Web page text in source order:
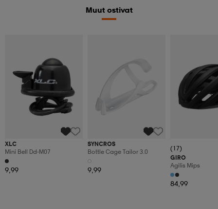
Muut ostivat
XLC
Mini Bell Dd-M07
9,99
SYNCROS
Bottle Cage Tailor 3.0
9,99
(17)
GIRO
Agilis Mips
84,99